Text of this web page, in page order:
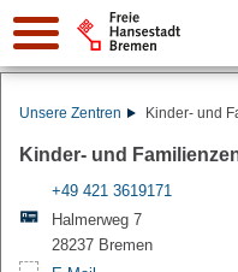
Suche:
Unsere Zentren Kinder- und
Kinder- und
+49 421 3619171
Halmerweg 7
28237 Bremen